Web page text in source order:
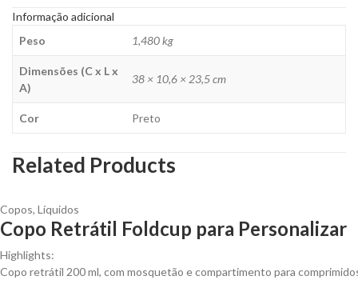
Informação adicional
Peso
1,480 kg
Dimensões (C x L x
A)
38 × 10,6 × 23,5 cm
Cor Preto
Related Products
Copos, Líquidos
Copo Retrátil Foldcup para Personalizar
Highlights:
Copo retrátil 200 ml, com mosquetão e compartimento para